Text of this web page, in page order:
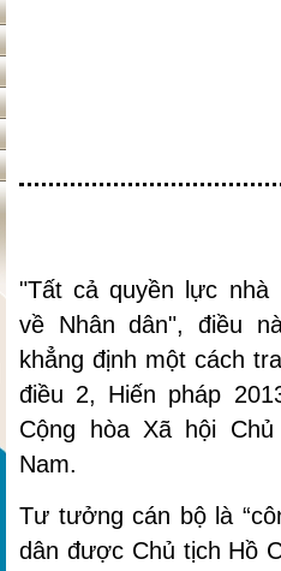
"Tất cả quyền lực nhà
về Nhân dân", điều
khẳng định một cách
điều 2, Hiến pháp
Cộng hòa Xã hội
Nam.
Tư tưởng cán bộ là
dân được Chủ tịch Hồ